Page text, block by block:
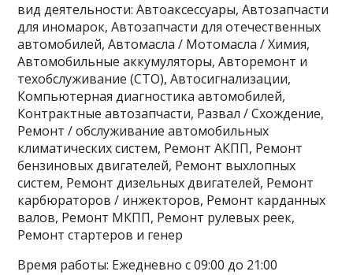
вид деятельности: Автоаксессуары, Автозапчасти
для иномарок, Автозапчасти для отечественных
автомобилей, Автомасла / Мотомасла / Химия,
Автомобильные аккумуляторы, Авторемонт и
техобслуживание (СТО), Автосигнализации,
Компьютерная диагностика автомобилей,
Контрактные автозапчасти, Развал / Схождение,
Ремонт / обслуживание автомобильных
климатических систем, Ремонт АКПП, Ремонт
бензиновых двигателей, Ремонт выхлопных
систем, Ремонт дизельных двигателей, Ремонт
карбюраторов / инжекторов, Ремонт карданных
валов, Ремонт МКПП, Ремонт рулевых реек,
Ремонт стартеров и генер
Время работы: Ежедневно с 09:00 до 21:00